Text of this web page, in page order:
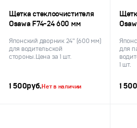
Щетка стеклоочистителя
Osawa F74-24 600 мм
Японский дворник 24" (600 мм)
для водительской
стороны.Цена за 1 шт.
1 500руб.Нет в наличии
для
1 шт.
1 500